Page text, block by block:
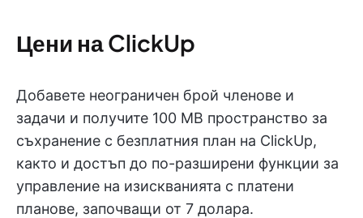
Цени на ClickUp
Добавете неограничен брой членове и
задачи и получите 100 MB пространство за
съхранение с безплатния план на ClickUp,
както и достъп до по-разширени функции за
управление на изискванията с платени
планове, започващи от 7 долара.